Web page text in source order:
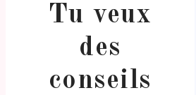
Tu veux
des
conseils